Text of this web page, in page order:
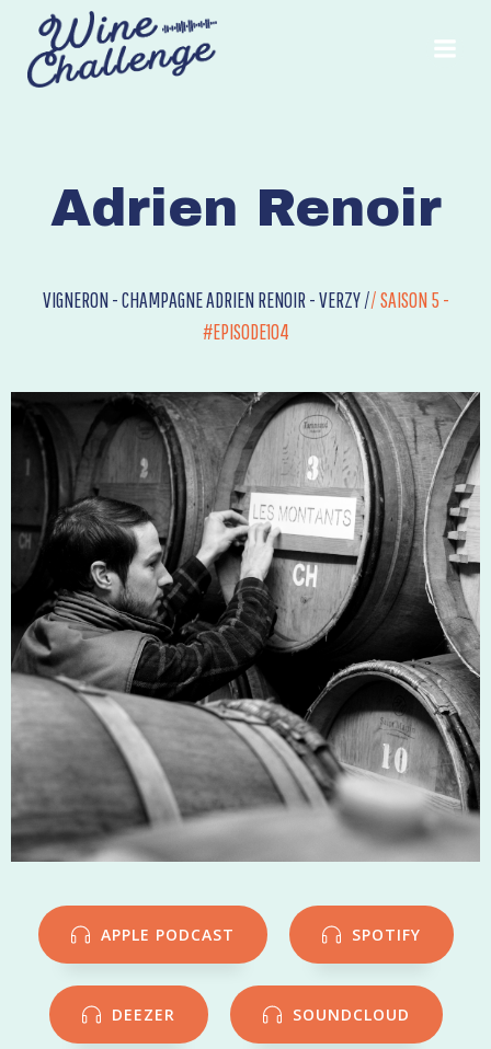
Adrien Renoir
VIGNERON - CHAMPAGNE ADRIEN RENOIR - VERZY //SAISON 5 -
#EPISODE104
APPLE PODCAST SPOTIFY
DEEZER SOUNDCLOUD